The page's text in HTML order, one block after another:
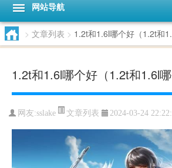
网站导航
> 文章列表 > 1.2t和1.6l哪个好（1.2t和
1.2t和1.6l哪个好（1.2t和1.6l哪
网友:sslake 文章列表 2024-03-24